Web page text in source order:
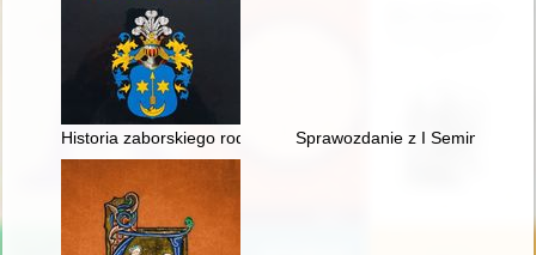
Historia zaborskiego rodu Ukleja-Czarnowskich Augustyna
Sprawozdanie z I Seminarium